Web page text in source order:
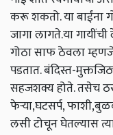
करू शकतो.या बाईंना
जागा लागते.या
गोठा साफ ठेवला
पडतात.बंदिस्त-
सहजशक्य होते.तसेच
फेऱ्या,घटसर्प,फाशी,
लसी टोचून घेतल्यास